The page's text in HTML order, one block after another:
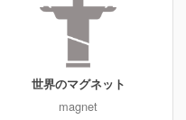
世界のマグネット
magnet